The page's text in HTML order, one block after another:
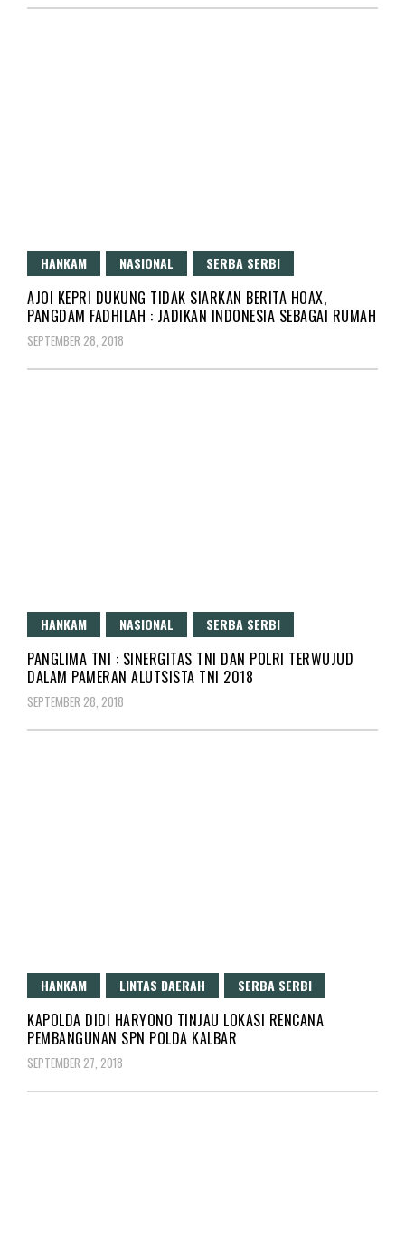
HANKAM NASIONAL SERBA SERBI
AJOI KEPRI DUKUNG TIDAK SIARKAN BERITA HOAX,
PANGDAM FADHILAH : JADIKAN INDONESIA SEBAGAI RUMAH
SEPTEMBER 28, 2018
HANKAM NASIONAL SERBA SERBI
PANGLIMA TNI : SINERGITAS TNI DAN POLRI TERWUJUD
DALAM PAMERAN ALUTSISTA TNI 2018
SEPTEMBER 28, 2018
HANKAM LINTAS DAERAH SERBA SERBI
KAPOLDA DIDI HARYONO TINJAU LOKASI RENCANA
PEMBANGUNAN SPN POLDA KALBAR
SEPTEMBER 27, 2018